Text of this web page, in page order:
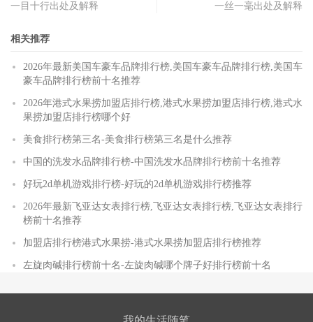
一目十行出处及解释
一丝一毫出处及解释
相关推荐
2026年最新美国车豪车品牌排行榜,美国车豪车品牌排行榜,美国车
豪车品牌排行榜前十名推荐
2026年港式水果捞加盟店排行榜,港式水果捞加盟店排行榜,港式水
果捞加盟店排行榜哪个好
美食排行榜第三名-美食排行榜第三名是什么推荐
中国的洗发水品牌排行榜-中国洗发水品牌排行榜前十名推荐
好玩2d单机游戏排行榜-好玩的2d单机游戏排行榜推荐
2026年最新飞亚达女表排行榜,飞亚达女表排行榜,飞亚达女表排行
榜前十名推荐
加盟店排行榜港式水果捞-港式水果捞加盟店排行榜推荐
左旋肉碱排行榜前十名-左旋肉碱哪个牌子好排行榜前十名